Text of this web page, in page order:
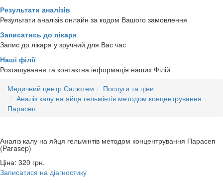
Результати аналiзiв
Результати аналізів онлайн за кодом Вашого замовлення
Записатись до лікаря
Запис до лікаря у зручний для Вас час
Наші філії
Розташування та контактна інформація наших Філій
Медичний центр Салютем
Послуги та ціни
Аналіз калу на яйця гельмінтів методом концентрування
Парасеп
Аналіз калу на яйця гельмінтів методом концентрування Парасеп
(Parasep)
Ціна: 320 грн.
Записатися на діагностику